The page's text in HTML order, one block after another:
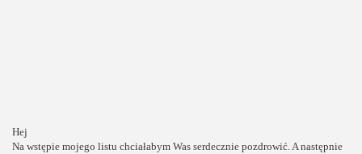
Hej
Na wstępie mojego listu chciałabym Was serdecznie pozdrowić. A następnie